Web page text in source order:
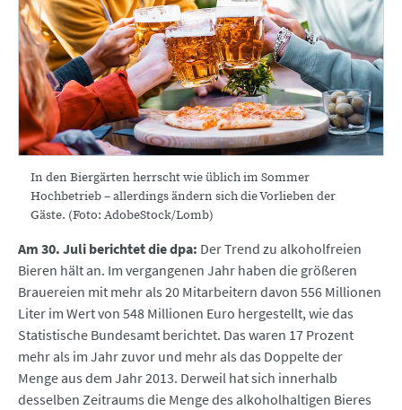
In den Biergärten herrscht wie üblich im Sommer
Hochbetrieb – allerdings ändern sich die Vorlieben der
Gäste. (Foto: AdobeStock/Lomb)
Am 30. Juli berichtet die dpa: Der Trend zu alkoholfreien
Bieren hält an. Im vergangenen Jahr haben die größeren
Brauereien mit mehr als 20 Mitarbeitern davon 556 Millionen
Liter im Wert von 548 Millionen Euro hergestellt, wie das
Statistische Bundesamt berichtet. Das waren 17 Prozent
mehr als im Jahr zuvor und mehr als das Doppelte der
Menge aus dem Jahr 2013. Derweil hat sich innerhalb
desselben Zeitraums die Menge des alkoholhaltigen Bieres